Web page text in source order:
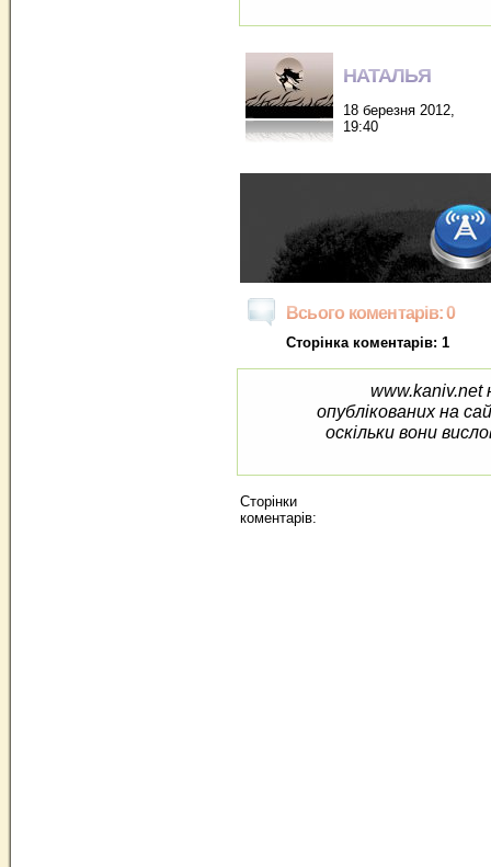
НАТАЛЬЯ
18 березня 2012,
19:40
Всього коментарів: 0
Сторінка коментарів: 1
www.kaniv.net
опублікованих на
оскільки вони
Сторінки
коментарів: